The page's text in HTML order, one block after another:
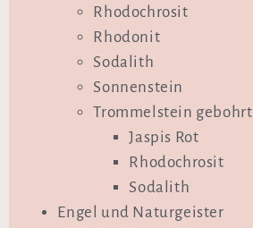
Rhodochrosit
Rhodonit
Sodalith
Sonnenstein
Trommelstein gebohrt
Jaspis Rot
Rhodochrosit
Sodalith
Engel und Naturgeister